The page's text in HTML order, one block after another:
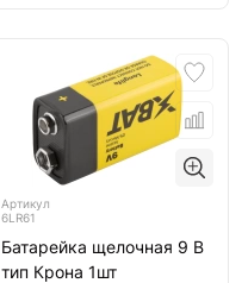
Артикул
6LR61
Батарейка щелочная 9 В
тип Крона 1шт